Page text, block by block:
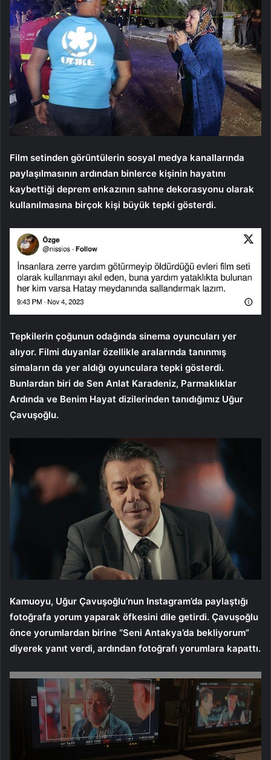
Film setinden görüntülerin sosyal medya kanallarında
paylaşılmasının ardından binlerce kişinin hayatını
kaybettiği deprem enkazının sahne dekorasyonu olarak
kullanılmasına birçok kişi büyük tepki gösterdi.
Tepkilerin çoğunun odağında sinema oyuncuları yer
alıyor. Filmi duyanlar özellikle aralarında tanınmış
simaların da yer aldığı oyunculara tepki gösterdi.
Bunlardan biri de Sen Anlat Karadeniz, Parmaklıklar
Ardında ve Benim Hayat dizilerinden tanıdığımız Uğur
Çavuşoğlu.
Kamuoyu, Uğur Çavuşoğlu’nun Instagram’da paylaştığı
fotoğrafa yorum yaparak öfkesini dile getirdi. Çavuşoğlu
önce yorumlardan birine “Seni Antakya’da bekliyorum”
diyerek yanıt verdi, ardından fotoğrafı yorumlara kapattı.